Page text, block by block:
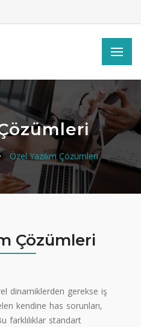
Özel Yazılım Çözümleri
Çözümleri
dinamiklerden gerekse iş
kendine has sorunları,
farklılıklar standart